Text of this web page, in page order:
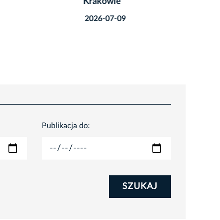
2026-07-09
Publikacja do:
SZUKAJ